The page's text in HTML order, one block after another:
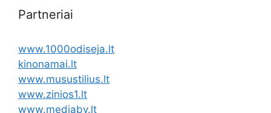
Partneriai
www.1000odiseja.lt
kinonamai.lt
www.musustilius.lt
www.zinios1.lt
www.mediabv.lt